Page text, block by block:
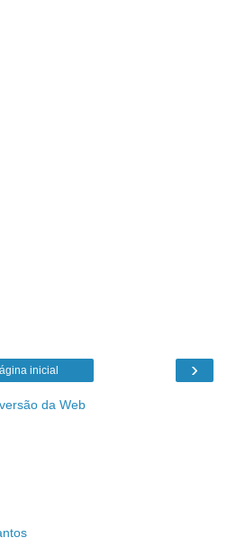
›
inicial
da Web